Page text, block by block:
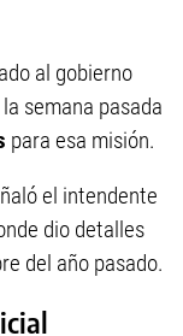
al gobierno
semana pasada
para esa misión.
el intendente
dio detalles
del año pasado.